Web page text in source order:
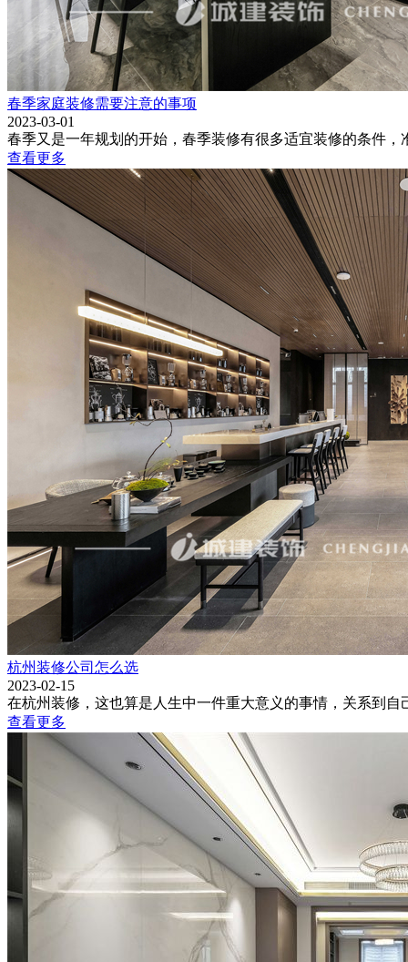
春季家庭装修需要注意的事项
2023-03-01
春季又是一年规划的开始，春季装修有很多适宜装修的条件
查看更多
杭州装修公司怎么选
2023-02-15
在杭州装修，这也算是人生中一件重大意义的事情，关系到
查看更多